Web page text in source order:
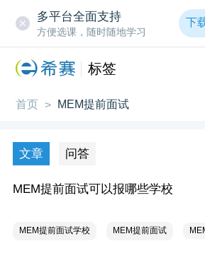
多平台全面支持
方便选课，随时随地学习
下
标签
首页 > MEM提前面试
文章 问答
MEM提前面试可以报哪些学校
MEM提前面试学校 MEM提前面试